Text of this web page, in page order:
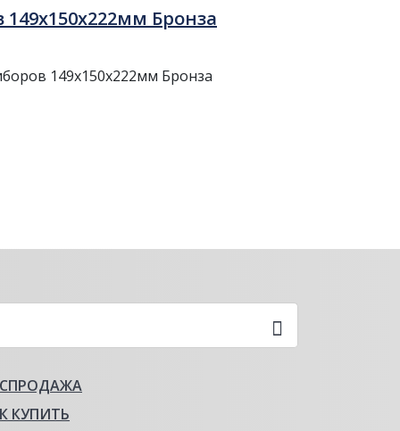
Бронза
149х150х222мм Бронза
КУПИТЬ